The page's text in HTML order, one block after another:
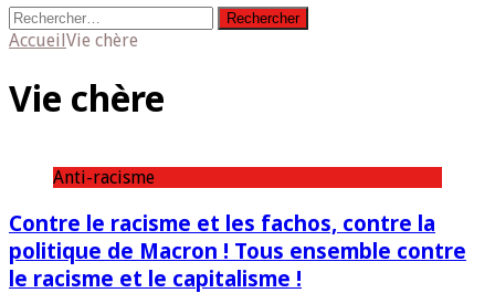
Rechercher :
AccueilVie chère
Vie chère
Anti-racisme
Contre le racisme et les fachos, contre la
politique de Macron ! Tous ensemble contre
le racisme et le capitalisme !